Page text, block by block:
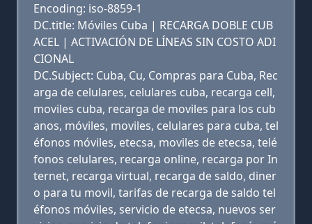
Encoding: iso-8859-1
DC.title: Móviles Cuba | RECARGA DOBLE CUB
ACEL | ACTIVACIÓN DE LÍNEAS SIN COSTO ADI
CIONAL
DC.Subject: Cuba, Cu, Compras para Cuba, Rec
arga de celulares, celulares cuba, recarga cell,
moviles cuba, recarga de moviles para los cub
anos, móviles, moviles, celulares para cuba, tel
éfonos móviles, etecsa, moviles de etecsa, telé
fonos celulares, recarga online, recarga por In
ternet, recarga virtual, recarga de saldo, diner
o para tu movil, tarifas de recarga de saldo tel
éfonos móviles, servicio de etecsa, nuevos ser